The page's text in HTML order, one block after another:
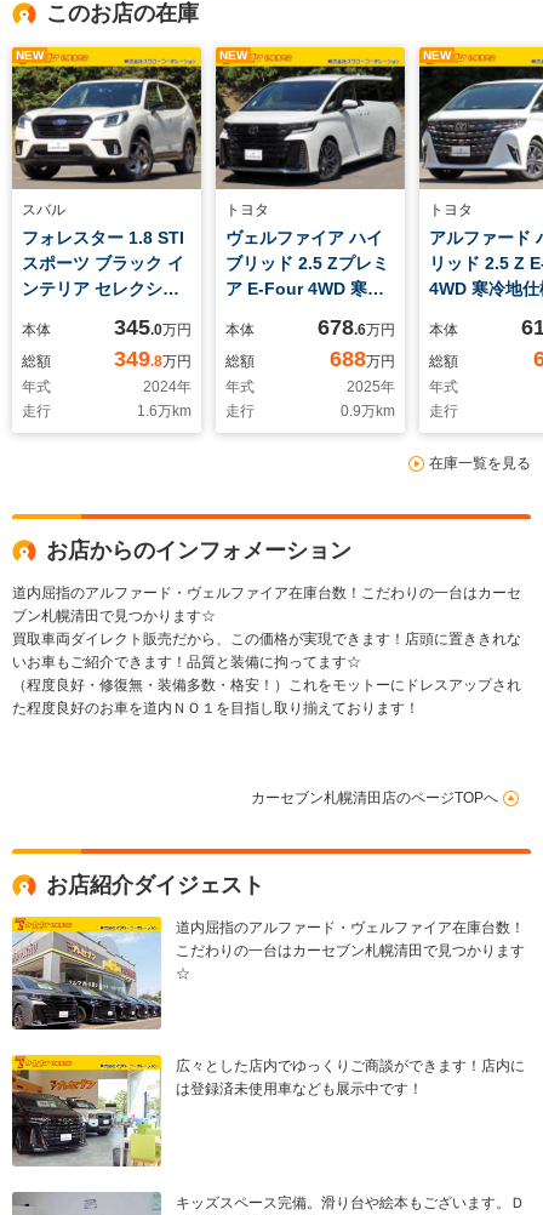
このお店の在庫
NEW
スバル
フォレスター 1.8 STI
スポーツ ブラック イ
ンテリア セレクショ
ー 寒冷地仕様 STI
チューニングダンパ
ー ナッパブラックレ
ザー DIATONEサウ
ンド8インチナビ フ
ドア シートヒータ
ー ステアリングヒー
本体 345.0万円
総額
349.8万円
年式
2024年
走行
1.6万km
NEW
トヨタ
ヴェルファイア ハイ
ブリッド 2.5 Zプレミ
ア E-Four 4WD 寒冷
機ELフリップダウン
モニター デジタルイ
ンナーミラー ブライ
ドスポットモニター
プレミアムナッパ黒革
カメラ 4WD リア
フォグランプ
本体 678.6万円
総額
688万円
年式
2025年
走行
0.9万km
NEW
トヨタ
アルファード
リッド 2.5 Z
4WD 寒冷地
ーディオナビ
チームメイト
ンスドドライ
独立ムーンル
方位カメラ
ップディスプ
ート ステア
本体
総額
年式
走行
在庫一覧を見る
お店からのインフォメーション
道内屈指のアルファード・ヴェルファイア在庫台数！こだわりの一台はカーセ
ブン札幌清田で見つかります☆
買取車両ダイレクト販売だから、この価格が実現できます！店頭に置ききれな
いお車もご紹介できます！品質と装備に拘ってます☆
（程度良好・修復無・装備多数・格安！）これをモットーにドレスアップされ
た程度良好のお車を道内ＮＯ１を目指し取り揃えております！
カーセブン札幌清田店のページTOPへ
お店紹介ダイジェスト
道内屈指のアルファード・ヴェルファイア在庫台数！
こだわりの一台はカーセブン札幌清田で見つかります
☆
広々とした店内でゆっくりご商談ができます！店内に
は登録済未使用車なども展示中です！
キッズスペース完備。滑り台や絵本もございます。Ｄ